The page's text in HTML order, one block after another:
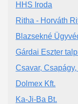
HHS Iroda
Ritha - Horváth
Blazsekné
Gárdai Eszter
Csavar,
Dolmex Kft.
Ka-Ji-Ba Bt.